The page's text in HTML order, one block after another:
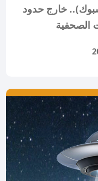
خارج حدود
الصحفية